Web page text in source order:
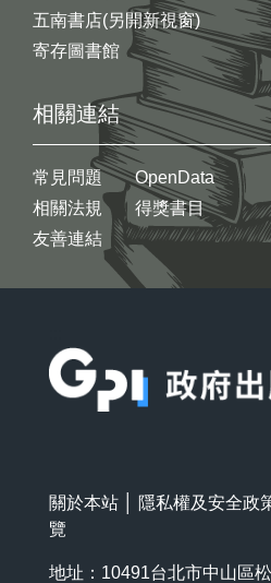
五南書店(另開新視窗)
寄存圖書館
相關連結
常見問題
相關法規
友善連結
OpenData
得獎書目
關於本站 隱私權及安全政
覽
地址：10491台北市中山區